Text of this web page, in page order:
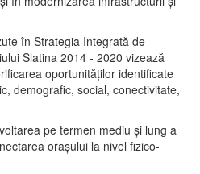
în Strategia Integrată de
Slatina 2014 - 2020 vizează
oportunităţilor identificate
demografic, social, conectivitate,
pe termen mediu şi lung a
oraşului la nivel fizico-